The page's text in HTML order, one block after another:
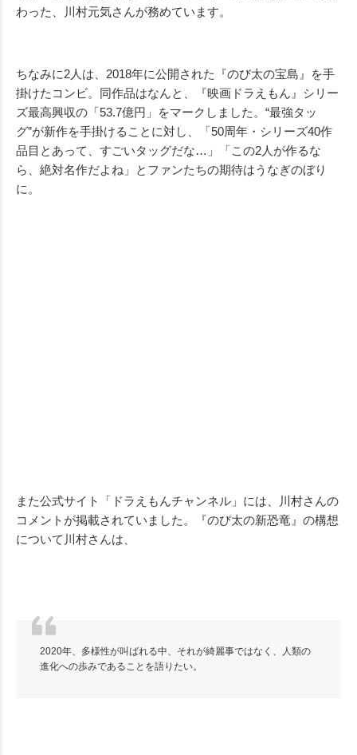
わった、川村元気さんが務めています。
ちなみに2人は、2018年に公開された『のび太の宝島』を手
掛けたコンビ。同作品はなんと、『映画ドラえもん』シリー
ズ最高興収の「53.7億円」をマークしました。“最強タッ
グ”が新作を手掛けることに対し、「50周年・シリーズ40作
品目とあって、すごいタッグだな…」「この2人が作るな
ら、絶対名作だよね」とファンたちの期待はうなぎのぼり
に。
また公式サイト「ドラえもんチャンネル」には、川村さんの
コメントが掲載されていました。『のび太の新恐竜』の構想
について川村さんは、
2020年、多様性が叫ばれる中、それが綺麗事ではなく、人類の
進化への歩みであることを語りたい。